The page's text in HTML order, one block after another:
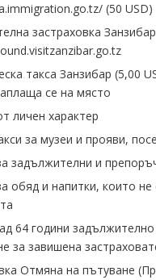
(50 USD)
застраховка
такса Занзибар (5,00
се на място
личен характер
за музеи и прояви,
задължителни и
обяд и напитки, които не
64 години
за завишена
Отмяна на пътуване